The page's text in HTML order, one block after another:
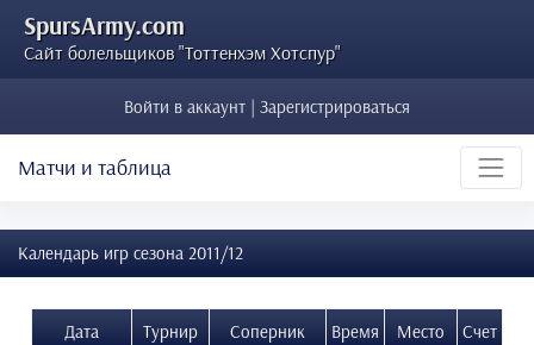
SpursArmy.com
Сайт болельщиков "Тоттенхэм Хотспур"
Войти в аккаунт | Зарегистрироваться
Матчи и таблица
Календарь игр сезона 2011/12
Дата Турнир Соперник Время Место
Счет